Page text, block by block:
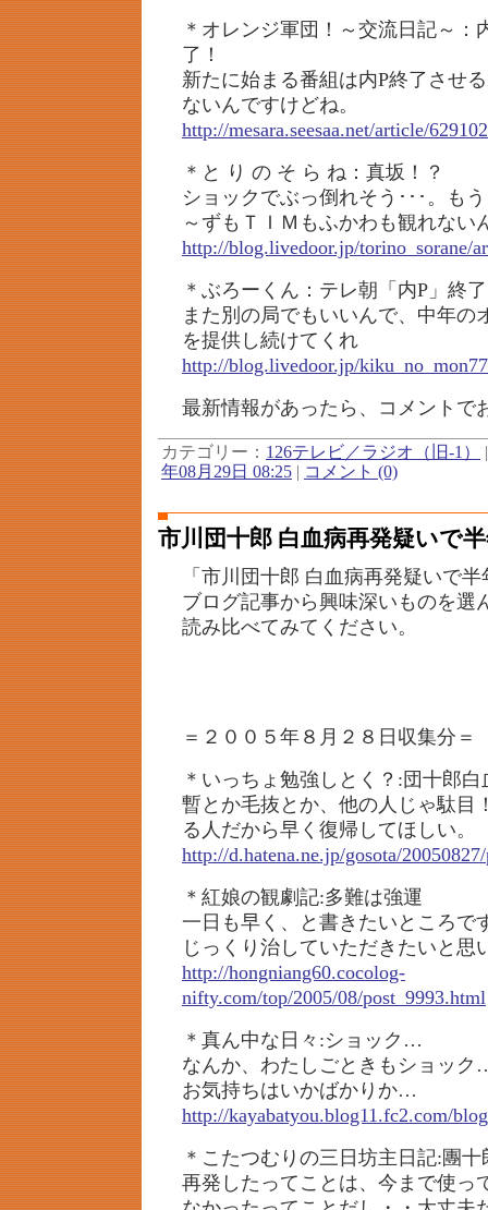
＊オレンジ軍団！～交流日記～：
了！
新たに始まる番組は内P終了させ
ないんですけどね。
http://mesara.seesaa.net/article/
＊と り の そ ら ね：真坂！？
ショックでぶっ倒れそう･･･。も
～ずもＴＩＭもふかわも観れない
http://blog.livedoor.jp/torino_sorane/
＊ぶろーくん：テレ朝「内P」終
また別の局でもいいんで、中年の
を提供し続けてくれ
http://blog.livedoor.jp/
最新情報があったら、コメントで
カテゴリー： 126テレビ／ラジオ（旧-1）
年08月29日 08:25 | コメント (0)
市川団十郎 白血病再発疑いで
「市川団十郎 白血病再発疑いで
ブログ記事から興味深いものを選
読み比べてみてください。
＝２００５年８月２８日収集分＝
＊いっちょ勉強しとく？:団十郎白
暫とか毛抜とか、他の人じゃ駄目
る人だから早く復帰してほしい。
http://d.hatena.ne.jp/gosota/
＊紅娘の観劇記:多難は強運
一日も早く、と書きたいところで
じっくり治していただきたいと思
http://hongniang60.cocolog-
nifty.com/top/2005/08/post_9993.html
＊真ん中な日々:ショック…
なんか、わたしごときもショッ
お気持ちはいかばかりか…
http://kayabatyou.blog11.fc2.com/
＊こたつむりの三日坊主日記:團
再発したってことは、今まで使っ